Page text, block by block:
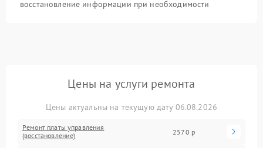
восстановление информации при необходимости
Цены на услуги ремонта
Цены актуальны на текущую дату 06.08.2026
Ремонт платы управления
(восстановление)
2570 р